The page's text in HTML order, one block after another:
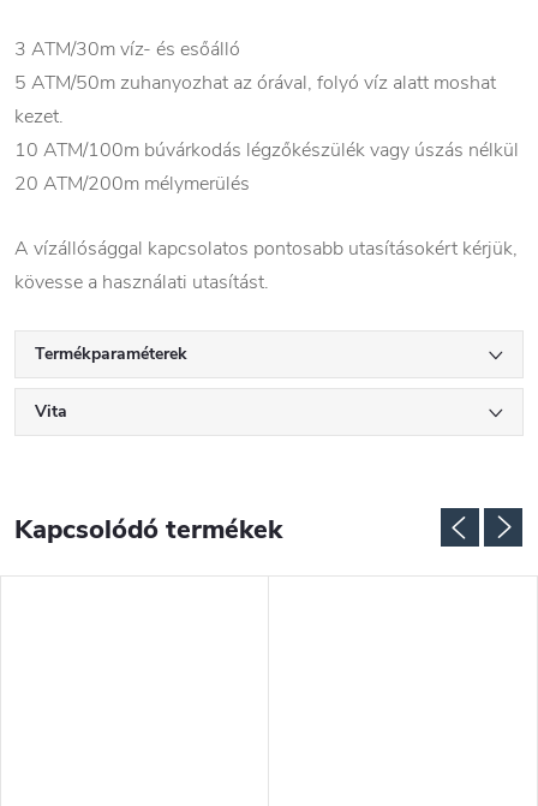
3 ATM/30m víz- és esőálló
5 ATM/50m zuhanyozhat az órával, folyó víz alatt moshat
kezet.
10 ATM/100m búvárkodás légzőkészülék vagy úszás nélkül
20 ATM/200m mélymerülés
A vízállósággal kapcsolatos pontosabb utasításokért kérjük,
kövesse a használati utasítást.
Termékparaméterek
Vita
Kapcsolódó termékek